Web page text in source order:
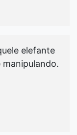
elefante
manipulando.